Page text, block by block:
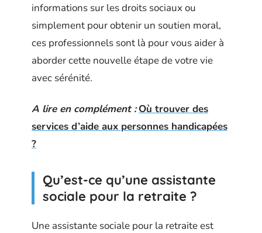
informations sur les droits sociaux ou
simplement pour obtenir un soutien moral,
ces professionnels sont là pour vous aider à
aborder cette nouvelle étape de votre vie
avec sérénité.
A lire en complément : Où trouver des
services d’aide aux personnes handicapées
?
Qu’est-ce qu’une assistante
sociale pour la retraite ?
Une assistante sociale pour la retraite est